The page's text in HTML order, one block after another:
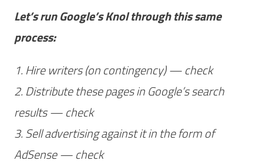
Let’s run Google’s Knol through this same
process:
1. Hire writers (on contingency) — check
2. Distribute these pages in Google’s search
results — check
3. Sell advertising against it in the form of
AdSense — check